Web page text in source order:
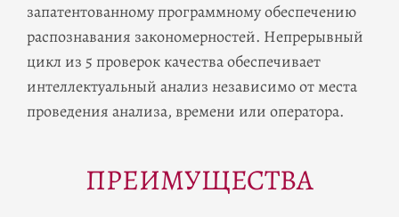
запатентованному программному обеспечению
распознавания закономерностей. Непрерывный
цикл из 5 проверок качества обеспечивает
интеллектуальный анализ независимо от места
проведения анализа, времени или оператора.
ПРЕИМУЩЕСТВА